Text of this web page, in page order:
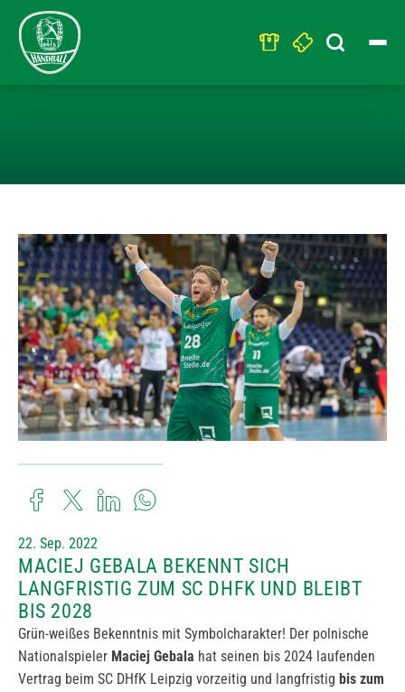
Search
for:
22. Sep. 2022
MACIEJ GEBALA BEKENNT SICH
LANGFRISTIG ZUM SC DHFK UND BLEIBT
BIS 2028
Grün-weißes Bekenntnis mit Symbolcharakter! Der polnische
Nationalspieler Maciej Gebala hat seinen bis 2024 laufenden
Vertrag beim SC DHfK Leipzig vorzeitig und langfristig bis zum